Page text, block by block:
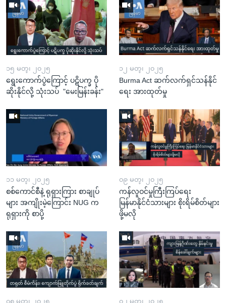
၁၅ မတ္၊ ၂၀၂၅
ရွေးကောက်ပွဲကြောင့် ပဋိပက္ခ ပို
ဆိုးနိုင်လို့ သုံးသပ် "မေးမြန်းခန်း"
၁၂ မတ္၊ ၂၀၂၅
Burma Act ဆက်လက်ရှင်သန်နိုင်
ရေး အားထုတ်မှု
၁၁ မတ္၊ ၂၀၂၅
စစ်ကောင်စီနဲ့ ရုရှားကြား စာချုပ်
များ အကျိုးမဲ့ကြောင်း NUG က
ရုရှားကို စာပို့
၀၉ မတ္၊ ၂၀၂၅
ကန်လူဝင်မှုကြီးကြပ်ရေး
မြန်မာနိုင်ငံသားများ စိုးရိမ်စိတ်များ
ဖို့မလို
၀၈ မတ္၊ ၂၀၂၅ ၀၂ မတ္၊ ၂၀၂၅